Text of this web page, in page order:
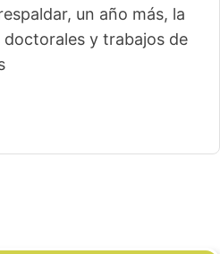
un año más, la
y trabajos de